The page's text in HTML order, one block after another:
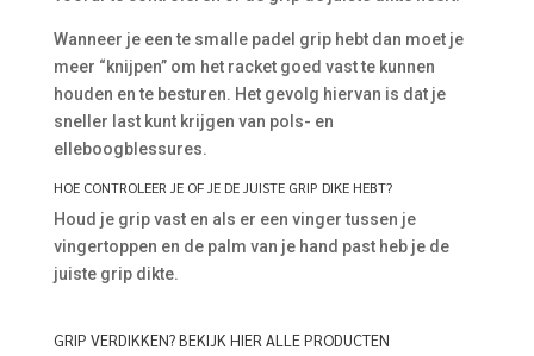
Wanneer je een te smalle padel grip hebt dan moet je
meer “knijpen” om het racket goed vast te kunnen
houden en te besturen. Het gevolg hiervan is dat je
sneller last kunt krijgen van pols- en
elleboogblessures.
HOE CONTROLEER JE OF JE DE JUISTE GRIP DIKE HEBT?
Houd je grip vast en als er een vinger tussen je
vingertoppen en de palm van je hand past heb je de
juiste grip dikte.
GRIP VERDIKKEN? BEKIJK HIER ALLE PRODUCTEN